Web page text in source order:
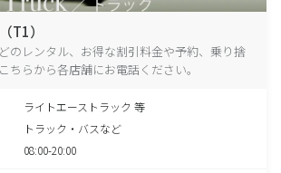
T1）
のレンタル、お得な割引料金や予約、乗り捨
ちらから各店舗にお電話ください。
ライトエーストラック 等
トラック・バスなど
08:00-20:00